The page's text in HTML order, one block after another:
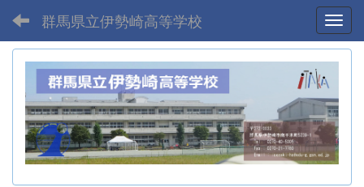
群馬県立伊勢崎高等学校